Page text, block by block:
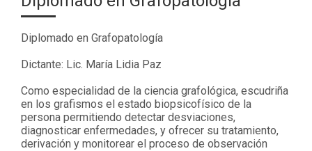
Diplomado en Grafopatología
Dictante: Lic. María Lidia Paz
Como especialidad de la ciencia grafológica, escudriña
en los grafismos el estado biopsicofísico de la
persona permitiendo detectar desviaciones,
diagnosticar enfermedades, y ofrecer su tratamiento,
derivación y monitorear el proceso de observación